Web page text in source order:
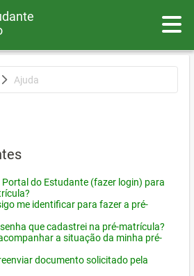
Ajuda
do Estudante (fazer login) para
me identificar para fazer a pré-
que cadastrei na pré-matrícula?
a situação da minha pré-
documento solicitado pela